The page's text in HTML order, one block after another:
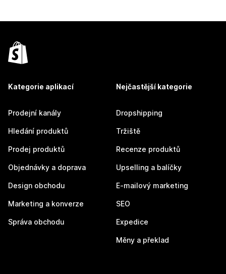
Kategorie aplikací
Prodejní kanály
Hledání produktů
Prodej produktů
Objednávky a doprava
Design obchodu
Marketing a konverze
Správa obchodu
Nejčastější kategorie
Dropshipping
Tržiště
Recenze produktů
Upselling a balíčky
E-mailový marketing
SEO
Expedice
Měny a překlad